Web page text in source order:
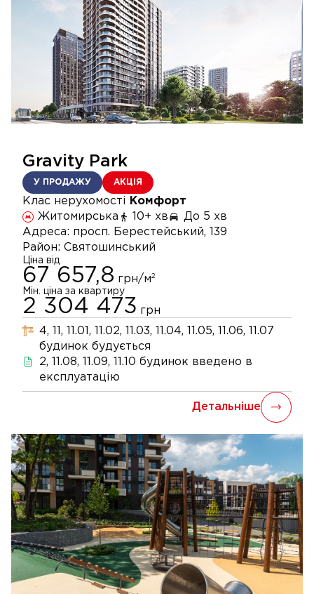
Gravity Park
У ПРОДАЖУ АКЦІЯ
Клас нерухомості
Комфорт
Житомирська
10+ хв
До 5 хв
Адреса: просп. Берестейський, 139
Район: Святошинський
Ціна від
67 657,8 грн/м2
Мін. ціна за квартиру
2 304 473 грн
4, 11, 11.01, 11.02, 11.03, 11.04, 11.05, 11.06, 11.07
будинок будується
2, 11.08, 11.09, 11.10 будинок введено в
експлуатацію
Детальніше